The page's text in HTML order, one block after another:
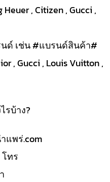
, Citizen , Gucci ,
นด์ เช่น #แบรนด์สินค้า#
, Gucci , Louis Vuitton ,
รบ้าง?
แพร่.com
ทร